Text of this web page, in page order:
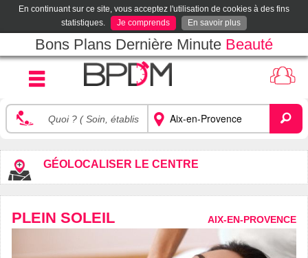
En continuant sur ce site, vous acceptez l'utilisation de cookies à des fins
statistiques.
Je comprends En savoir plus
Bons Plans Dernière Minute Beauté
GÉOLOCALISER LE CENTRE
PLEIN SOLEIL AIX-EN-PROVENCE